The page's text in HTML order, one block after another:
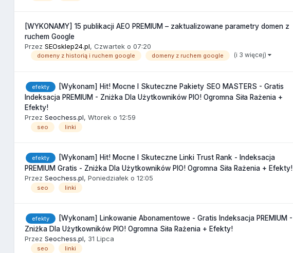
[WYKONAMY] 15 publikacji AEO PREMIUM – zaktualizowane parametry domen z
ruchem Google
PrzezSEOsklep24.pl,Czwartek o 07:20
domeny z historią i ruchem google domeny z ruchem google (i 3 więcej)
efekty
[Wykonam] Hit! Mocne I Skuteczne Pakiety SEO MASTERS - Gratis
Indeksacja PREMIUM - Zniżka Dla Użytkowników PIO! Ogromna Siła Rażenia +
Efekty!
PrzezSeochess.pl,Wtorek o 12:59
seo linki
efekty
[Wykonam] Hit! Mocne I Skuteczne Linki Trust Rank - Indeksacja
PREMIUM Gratis - Zniżka Dla Użytkowników PIO! Ogromna Siła Rażenia + Efekty!
PrzezSeochess.pl,Poniedziałek o 12:05
seo linki
efekty
[Wykonam] Linkowanie Abonamentowe - Gratis Indeksacja PREMIUM -
Zniżka Dla Użytkowników PIO! Ogromna Siła Rażenia + Efekty!
PrzezSeochess.pl, 31 Lipca
seo linki